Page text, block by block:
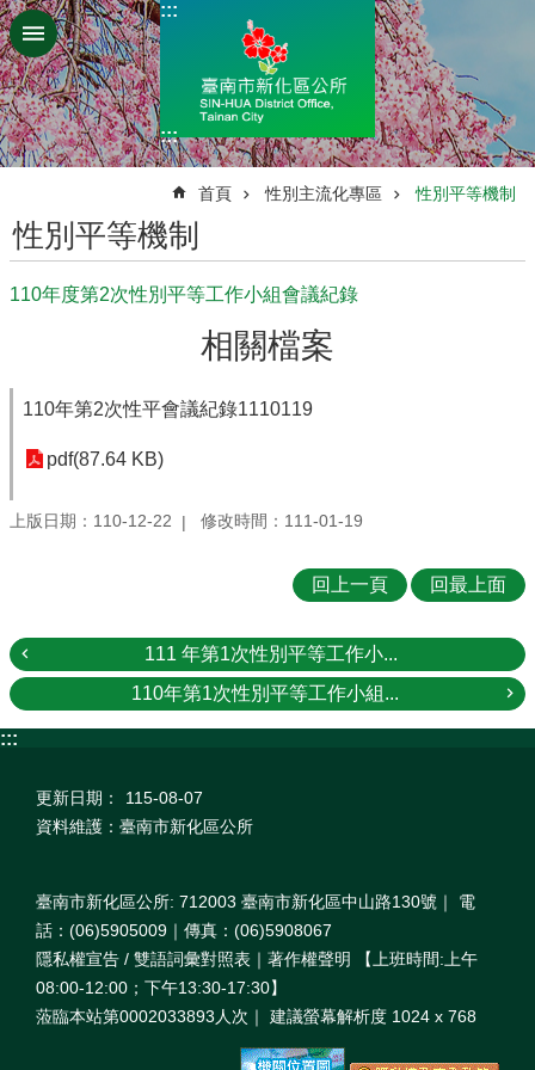
跳到主要內容區塊
:::
:::
首頁 性別主流化專區 性別平等機制
性別平等機制
110年度第2次性別平等工作小組會議紀錄
相關檔案
110年第2次性平會議紀錄1110119
pdf(87.64 KB)
上版日期：110-12-22 修改時間：111-01-19
回上一頁 回最上面
111 年第1次性別平等工作小...
110年第1次性別平等工作小組...
:::
更新日期：
115-08-07
資料維護：臺南市新化區公所
臺南市新化區公所: 712003 臺南市新化區中山路130號｜ 電
話：(06)5905009｜傳真：(06)5908067
隱私權宣告 / 雙語詞彙對照表｜著作權聲明 【上班時間:上午
08:00‐12:00；下午13:30‐17:30】
蒞臨本站第0002033893人次｜ 建議螢幕解析度 1024 x 768